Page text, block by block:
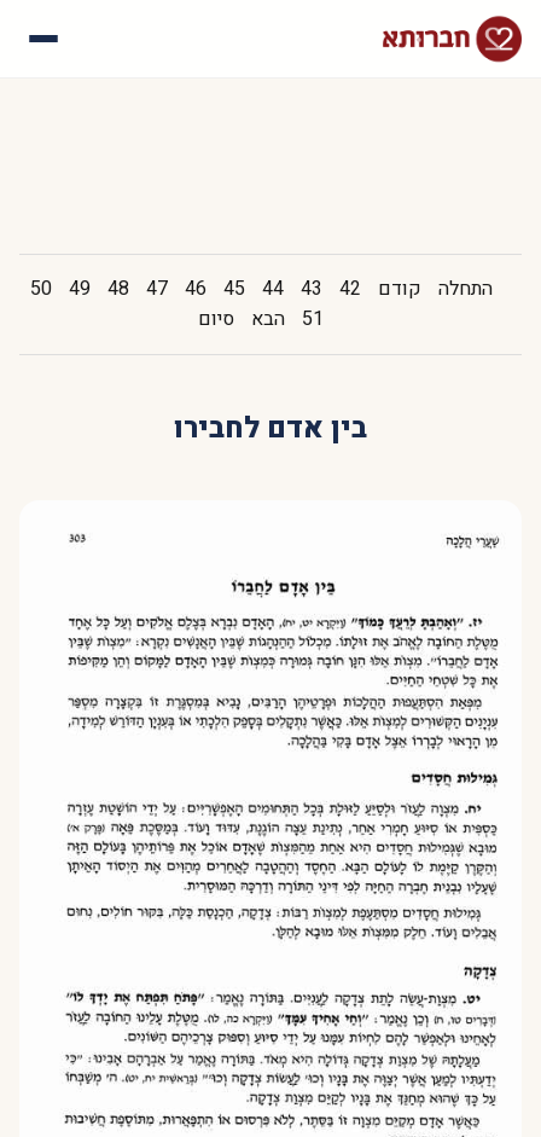
התחלה קודם 42
43
44
45
46
47
48
49
50
51
הבא סיום
בין אדם לחבירו